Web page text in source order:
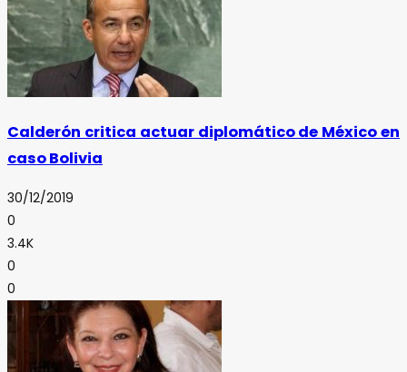
Calderón critica actuar diplomático de México en
caso Bolivia
30/12/2019
0
3.4K
0
0